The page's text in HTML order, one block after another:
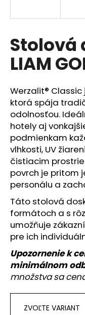
Stolová
LIAM
Werzalit®
ktorá spája
odolnosťou.
hotely aj
podmienkam
vlhkosti, UV
čistiacim
povrch je pritom
personálu a
Táto stolová
formátoch a s
umožňuje
pre ich
Upozornenie k
minimálnom
množstva sa
ZVOĽTE VARIANT
s
ť
?
O
d
p
o
r
ú
č
a
m
e